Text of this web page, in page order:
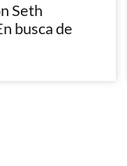
Seth
busca de